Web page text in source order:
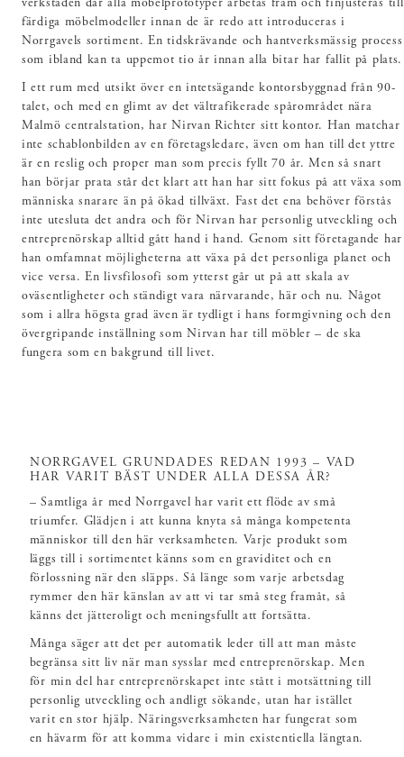
verkstaden där alla möbelprototyper arbetas fram och finjusteras till
färdiga möbelmodeller innan de är redo att introduceras i
Norrgavels sortiment. En tidskrävande och hantverksmässig process
som ibland kan ta uppemot tio år innan alla bitar har fallit på plats.
I ett rum med utsikt över en intetsägande kontorsbyggnad från 90-
talet, och med en glimt av det vältrafikerade spårområdet nära
Malmö centralstation, har Nirvan Richter sitt kontor. Han matchar
inte schablonbilden av en företagsledare, även om han till det yttre
är en reslig och proper man som precis fyllt 70 år. Men så snart
han börjar prata står det klart att han har sitt fokus på att växa som
människa snarare än på ökad tillväxt. Fast det ena behöver förstås
inte utesluta det andra och för Nirvan har personlig utveckling och
entreprenörskap alltid gått hand i hand. Genom sitt företagande har
han omfamnat möjligheterna att växa på det personliga planet och
vice versa. En livsfilosofi som ytterst går ut på att skala av
oväsentligheter och ständigt vara närvarande, här och nu. Något
som i allra högsta grad även är tydligt i hans formgivning och den
övergripande inställning som Nirvan har till möbler – de ska
fungera som en bakgrund till livet.
NORRGAVEL GRUNDADES REDAN 1993 – VAD
HAR VARIT BÄST UNDER ALLA DESSA ÅR?
– Samtliga år med Norrgavel har varit ett flöde av små
triumfer. Glädjen i att kunna knyta så många kompetenta
människor till den här verksamheten. Varje produkt som
läggs till i sortimentet känns som en graviditet och en
förlossning när den släpps. Så länge som varje arbetsdag
rymmer den här känslan av att vi tar små steg framåt, så
känns det jätteroligt och meningsfullt att fortsätta.
Många säger att det per automatik leder till att man måste
begränsa sitt liv när man sysslar med entreprenörskap. Men
för min del har entreprenörskapet inte stått i motsättning till
personlig utveckling och andligt sökande, utan har istället
varit en stor hjälp. Näringsverksamheten har fungerat som
en hävarm för att komma vidare i min existentiella längtan.